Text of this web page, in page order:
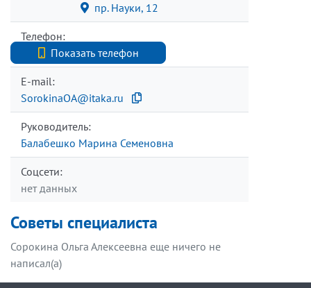
пр. Науки, 12
Телефон:
Показать телефон
+7 (812) 740-70-40
E-mail:
SorokinaOA@itaka.ru
Руководитель:
Балабешко Марина Семеновна
Соцсети:
нет данных
Советы специалиста
Сорокина Ольга Алексеевна еще ничего не
написал(а)